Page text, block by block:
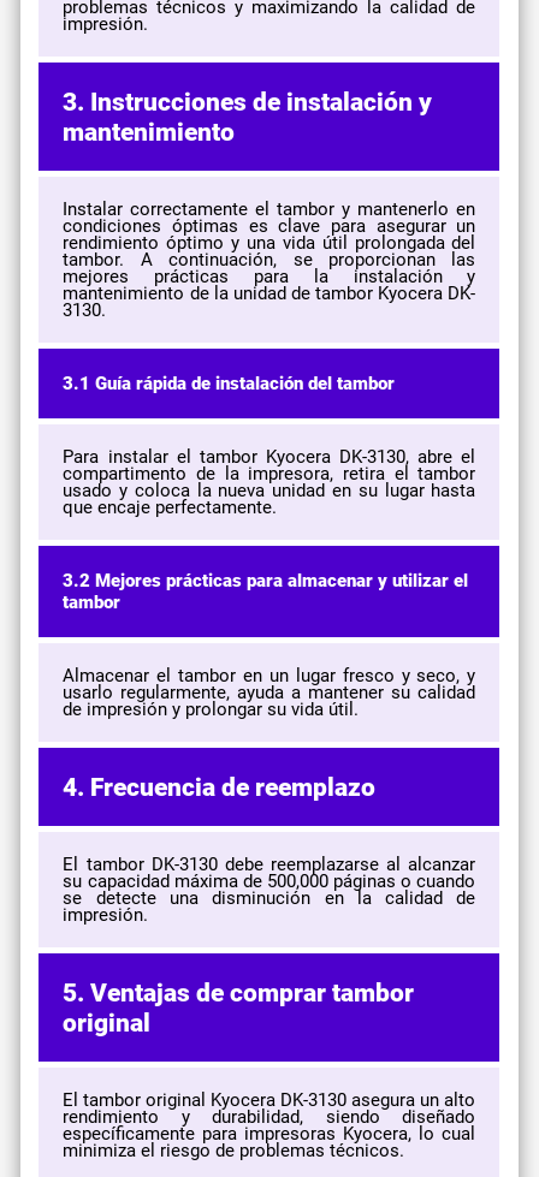
problemas técnicos y maximizando la calidad de
impresión.
3. Instrucciones de instalación y
mantenimiento
Instalar correctamente el tambor y mantenerlo en
condiciones óptimas es clave para asegurar un
rendimiento óptimo y una vida útil prolongada del
tambor. A continuación, se proporcionan las
mejores prácticas para la instalación y
mantenimiento de la unidad de tambor Kyocera DK-
3130.
3.1 Guía rápida de instalación del tambor
Para instalar el tambor Kyocera DK-3130, abre el
compartimento de la impresora, retira el tambor
usado y coloca la nueva unidad en su lugar hasta
que encaje perfectamente.
3.2 Mejores prácticas para almacenar y utilizar el
tambor
Almacenar el tambor en un lugar fresco y seco, y
usarlo regularmente, ayuda a mantener su calidad
de impresión y prolongar su vida útil.
4. Frecuencia de reemplazo
El tambor DK-3130 debe reemplazarse al alcanzar
su capacidad máxima de 500,000 páginas o cuando
se detecte una disminución en la calidad de
impresión.
5. Ventajas de comprar tambor
original
El tambor original Kyocera DK-3130 asegura un alto
rendimiento y durabilidad, siendo diseñado
específicamente para impresoras Kyocera, lo cual
minimiza el riesgo de problemas técnicos.